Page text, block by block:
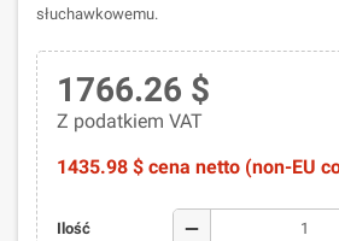
słuchawkowemu.
1766.26 $
Z podatkiem VAT
1435.98 $ cena netto (non-EU
Ilość remove